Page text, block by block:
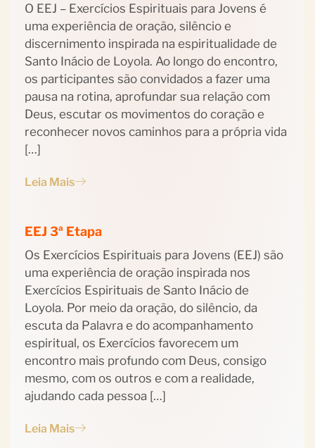
O EEJ – Exercícios Espirituais para Jovens é
uma experiência de oração, silêncio e
discernimento inspirada na espiritualidade de
Santo Inácio de Loyola. Ao longo do encontro,
os participantes são convidados a fazer uma
pausa na rotina, aprofundar sua relação com
Deus, escutar os movimentos do coração e
reconhecer novos caminhos para a própria vida
[…]
Leia Mais
EEJ 3ª Etapa
Os Exercícios Espirituais para Jovens (EEJ) são
uma experiência de oração inspirada nos
Exercícios Espirituais de Santo Inácio de
Loyola. Por meio da oração, do silêncio, da
escuta da Palavra e do acompanhamento
espiritual, os Exercícios favorecem um
encontro mais profundo com Deus, consigo
mesmo, com os outros e com a realidade,
ajudando cada pessoa […]
Leia Mais